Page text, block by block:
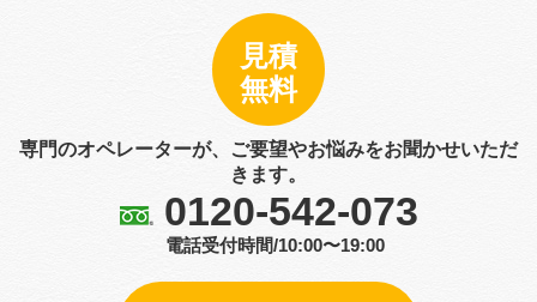
見積
無料
専門のオペレーターが、ご要望やお悩みをお聞かせいただ
きます。
0120-542-073
電話受付時間/10:00〜19:00